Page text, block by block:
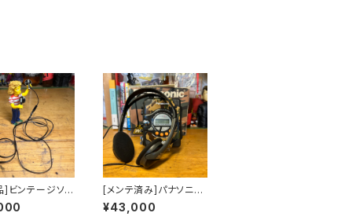
ビンテージソニ
トウォークマン
ホン
[メンテ済み]パナソニッ
ク ショックウェーブ
カセットプレーヤー 純
¥43,000